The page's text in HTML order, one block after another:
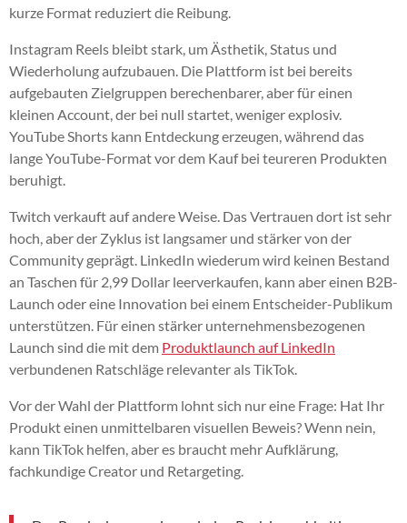
kurze Format reduziert die Reibung.
Instagram Reels bleibt stark, um Ästhetik, Status und
Wiederholung aufzubauen. Die Plattform ist bei bereits
aufgebauten Zielgruppen berechenbarer, aber für einen
kleinen Account, der bei null startet, weniger explosiv.
YouTube Shorts kann Entdeckung erzeugen, während das
lange YouTube-Format vor dem Kauf bei teureren Produkten
beruhigt.
Twitch verkauft auf andere Weise. Das Vertrauen dort ist sehr
hoch, aber der Zyklus ist langsamer und stärker von der
Community geprägt. LinkedIn wiederum wird keinen Bestand
an Taschen für 2,99 Dollar leerverkaufen, kann aber einen B2B-
Launch oder eine Innovation bei einem Entscheider-Publikum
unterstützen. Für einen stärker unternehmensbezogenen
Launch sind die mit dem Produktlaunch auf LinkedIn
verbundenen Ratschläge relevanter als TikTok.
Vor der Wahl der Plattform lohnt sich nur eine Frage: Hat Ihr
Produkt einen unmittelbaren visuellen Beweis? Wenn nein,
kann TikTok helfen, aber es braucht mehr Aufklärung,
fachkundige Creator und Retargeting.